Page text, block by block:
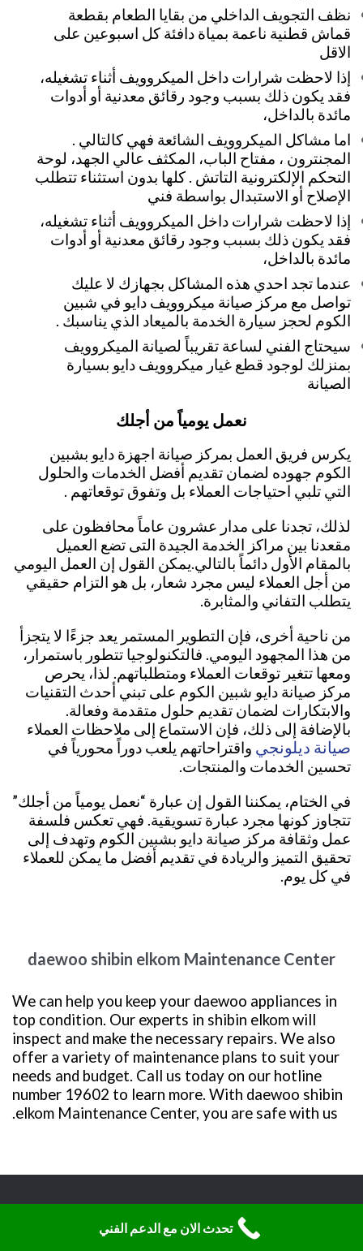
نظف التجويف الداخلي من بقايا الطعام بقطعة
قماش قطنية ناعمة بمياة دافئة كل اسبوعين على
الاقل
إذا لاحظت شرارات داخل الميكروويف أثناء تشغيله،
فقد يكون ذلك بسبب وجود رقائق معدنية أو أدوات
مائدة بالداخل،
اما مشاكل الميكروويف الشائعة فهي كالتالي .
المجنترون ، مفتاح الباب، المكثف عالي الجهد، لوحة
التحكم الإلكترونية التاتش . كلها بدون استثناء تتطلب
الإصلاح أو الاستبدال بواسطة فني
إذا لاحظت شرارات داخل الميكروويف أثناء تشغيله،
فقد يكون ذلك بسبب وجود رقائق معدنية أو أدوات
مائدة بالداخل،
عندما تجد احدي هذه المشاكل بجهازك لا عليك
تواصل مع مركز صيانة ميكروويف دايو في شبين
الكوم لحجز سيارة الخدمة بالميعاد الذي يناسبك .
سيحتاج الفني لساعة تقريباً لصيانة الميكروويف
بمنزلك لوجود قطع غيار ميكروويف دايو بسيارة
الصيانة
نعمل يومياً من أجلك
يكرس فريق العمل بمركز صيانة اجهزة دايو بشبين
الكوم جهوده لضمان تقديم أفضل الخدمات والحلول
التي تلبي احتياجات العملاء بل وتفوق توقعاتهم .
لذلك، تجدنا على مدار عشرون عاماً محافظون على
مقعدنا بين مراكز الخدمة الجيدة التى تضع العميل
بالمقام الأول دائماً بالتالي.يمكن القول إن العمل اليومي
من أجل العملاء ليس مجرد شعار، بل هو التزام حقيقي
يتطلب التفاني والمثابرة.
من ناحية أخرى، فإن التطوير المستمر يعد جزءًا لا يتجزأ
من هذا المجهود اليومي. فالتكنولوجيا تتطور باستمرار،
ومعها تتغير توقعات العملاء ومتطلباتهم. لذا، يحرص
مركز صيانة دايو شبين الكوم على تبني أحدث التقنيات
والابتكارات لضمان تقديم حلول متقدمة وفعالة.
بالإضافة إلى ذلك، فإن الاستماع إلى ملاحظات العملاء
صيانة ديلونجي واقتراحاتهم يلعب دوراً محورياً في
تحسين الخدمات والمنتجات.
في الختام، يمكننا القول إن عبارة “نعمل يومياً من أجلك”
تتجاوز كونها مجرد عبارة تسويقية. فهي تعكس فلسفة
عمل وثقافة مركز صيانة دايو بشبين الكوم وتهدف إلى
تحقيق التميز والريادة في تقديم أفضل ما يمكن للعملاء
في كل يوم.
daewoo shibin elkom Maintenance Center
We can help you keep your daewoo appliances in
top condition. Our experts in shibin elkom will
inspect and make the necessary repairs. We also
offer a variety of maintenance plans to suit your
needs and budget. Call us today on our hotline
number 19602 to learn more. With daewoo shibin
elkom Maintenance Center, you are safe with us.
تحدث الان مع الدعم الفني